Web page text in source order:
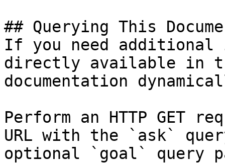
## Querying This
If you need
directly available in
documentation
Perform an HTTP GET
URL with the `ask`
optional `goal` query